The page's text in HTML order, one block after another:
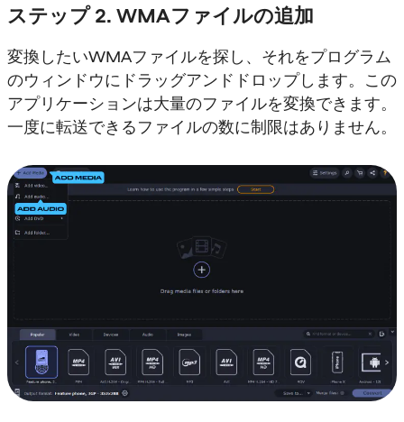
ステップ 2. WMAファイルの追加
変換したいWMAファイルを探し、それをプログラム
のウィンドウにドラッグアンドドロップします。この
アプリケーションは大量のファイルを変換できます。
一度に転送できるファイルの数に制限はありません。